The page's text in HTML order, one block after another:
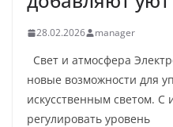
28.02.2026 manager
Свет и атмосфера
новые возможности для
искусственным светом.
регулировать уровень